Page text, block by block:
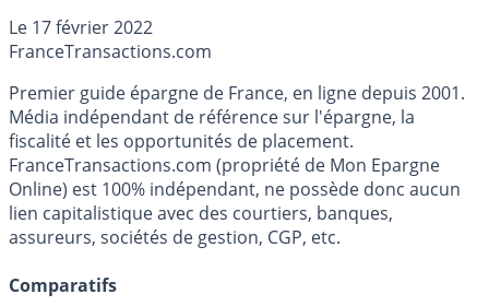
Placement-Direct Vie est encore moins cher et propose
une offre financière encore plus complète. Sera-t-il
difficile de lui trouver un défaut ?
Le 17 février 2022
FranceTransactions.com
Premier guide épargne de France, en ligne depuis 2001.
Média indépendant de référence sur l'épargne, la
fiscalité et les opportunités de placement.
FranceTransactions.com (propriété de Mon Epargne
Online) est 100% indépendant, ne possède donc aucun
lien capitalistique avec des courtiers, banques,
assureurs, sociétés de gestion, CGP, etc.
Comparatifs